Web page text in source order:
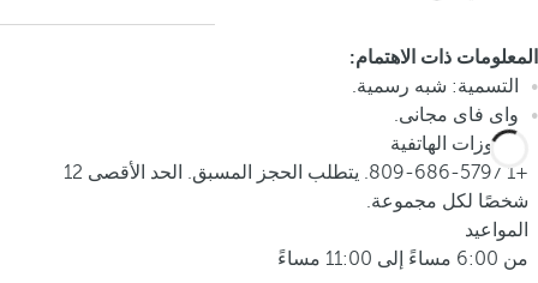
المعلومات ذات الاهتمام:
التسمية: شبه رسمية.
واى فاى مجانى.
الحجوزات الهاتفية
+1 809-686-5797. يتطلب الحجز المسبق. الحد الأقصى 12
شخصًا لكل مجموعة.
المواعيد
من 6:00 مساءً إلى 11:00 مساءً